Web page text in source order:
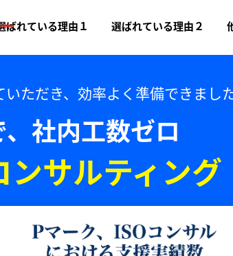
ばれている理由１ 選ばれている理由２
いただき、効率よく準備できました
、社内工数ゼロ
ンサルティング